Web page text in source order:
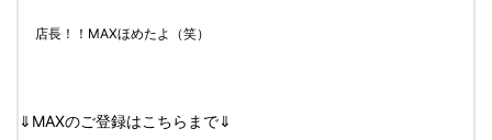
店長！！MAXほめたよ（笑）
⇓MAXのご登録はこちらまで⇓